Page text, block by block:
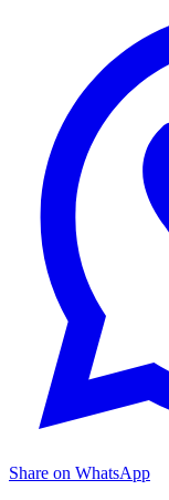
Share on WhatsApp